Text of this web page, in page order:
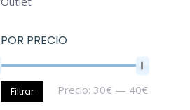
POR PRECIO
Filtrar Precio: 30€ — 40€